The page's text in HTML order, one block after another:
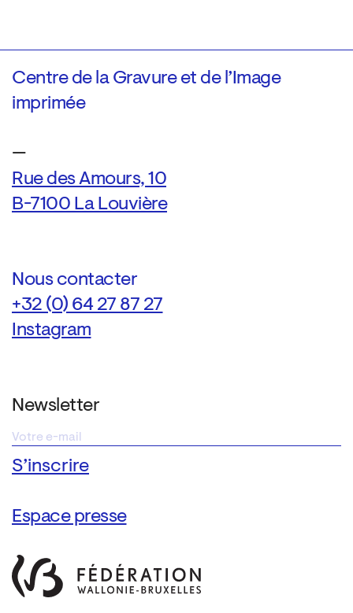
Centre de la Gravure et de l’Image
imprimée
—
Rue des Amours, 10
B-7100 La Louvière
Nous contacter
+32 (0) 64 27 87 27
Instagram
Newsletter
Espace presse